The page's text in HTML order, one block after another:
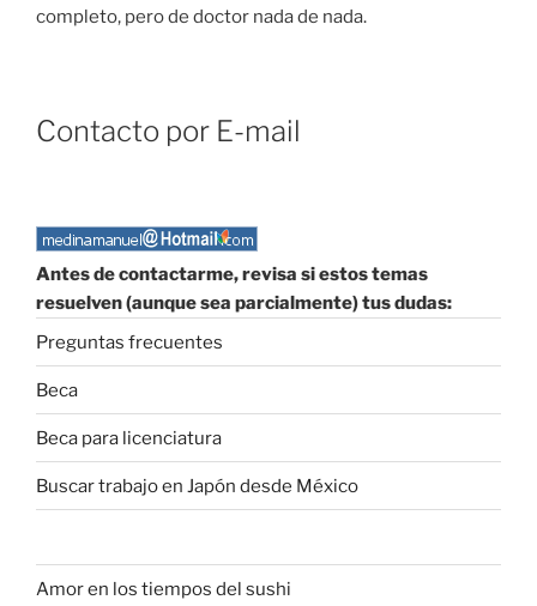
completo, pero de doctor nada de nada.
Contacto por E-mail
Antes de contactarme, revisa si estos temas
resuelven (aunque sea parcialmente) tus dudas:
Preguntas frecuentes
Beca
Beca para licenciatura
Buscar trabajo en Japón desde México
Amor en los tiempos del sushi